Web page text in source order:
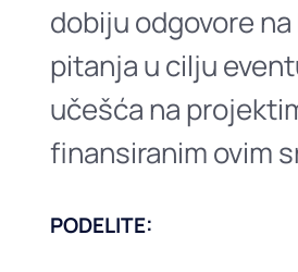
dobiju odgovore
pitanja u cilju
učešća na
finansiranim ovim
PODELITE: